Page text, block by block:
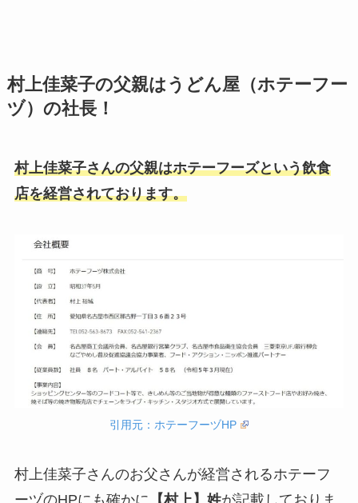
村上佳菜子の父親はうどん屋（ホテーフー
ヅ）の社長！
村上佳菜子さんの父親はホテーフーズという飲食
店を経営されております。
引用元：ホテーフーヅHP
村上佳菜子さんのお父さんが経営されるホテーフ
ーヅのHPにも確かに 【村上】姓が記載しておりま